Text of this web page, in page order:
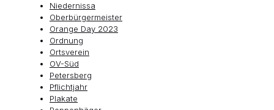
Niedernissa
Oberbürgermeister
Orange Day 2023
Ordnung
Ortsverein
OV-Süd
Petersberg
Pflichtjahr
Plakate